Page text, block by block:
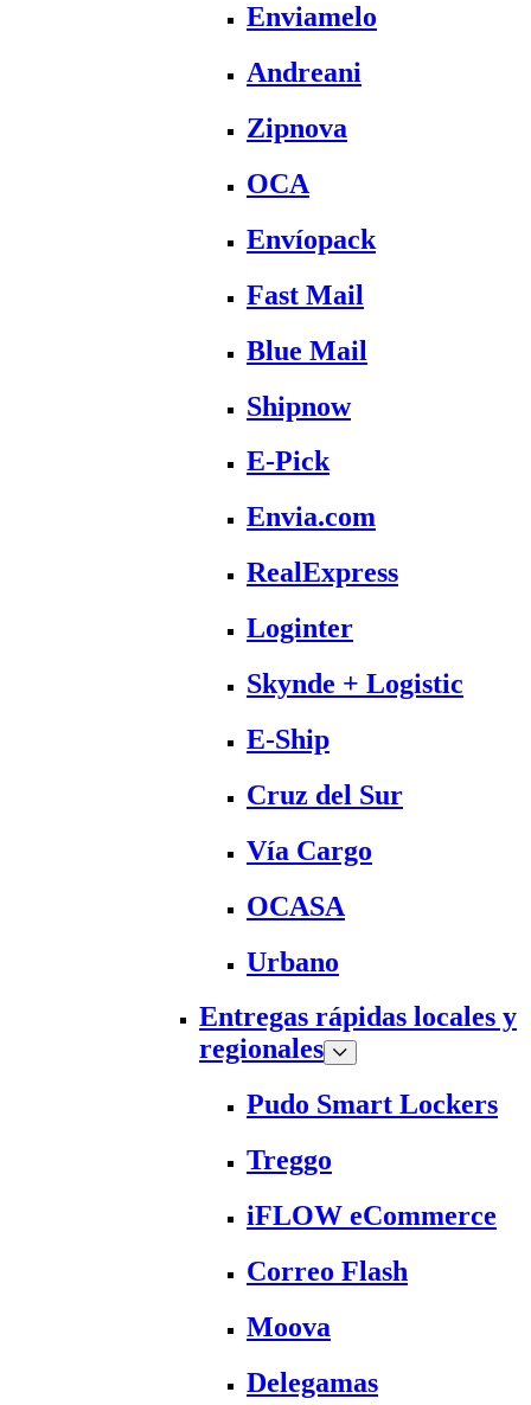
Enviamelo
Andreani
Zipnova
OCA
Envíopack
Fast Mail
Blue Mail
Shipnow
E-Pick
Envia.com
RealExpress
Loginter
Skynde + Logistic
E-Ship
Cruz del Sur
Vía Cargo
OCASA
Urbano
Entregas rápidas locales y
regionales
Pudo Smart Lockers
Treggo
iFLOW eCommerce
Correo Flash
Moova
Delegamas